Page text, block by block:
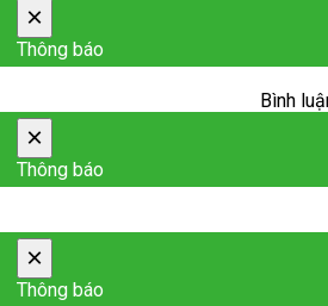
×
Thông báo
Bình
×
Thông báo
×
Thông báo